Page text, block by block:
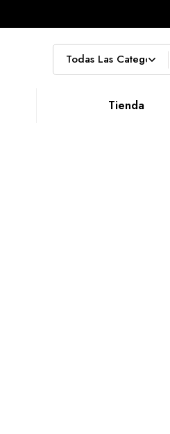
Tienda